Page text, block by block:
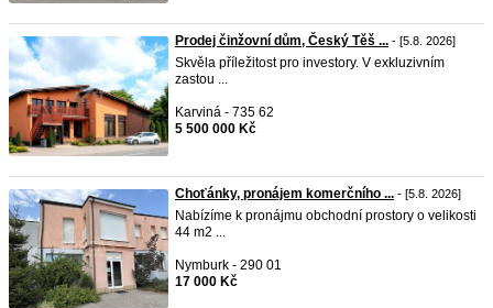
Prodej činžovní dům, Český Těš ... - [5.8. 2026]
Skvěla příležitost pro investory. V exkluzivním
zastou ...
Karviná - 735 62
5 500 000 Kč
Choťánky, pronájem komerčního ... - [5.8. 2026]
Nabízíme k pronájmu obchodní prostory o velikosti
44 m2 ...
Nymburk - 290 01
17 000 Kč